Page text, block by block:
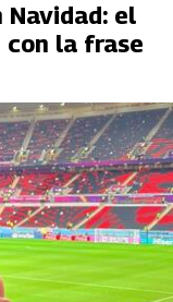
Navidad: el
la frase